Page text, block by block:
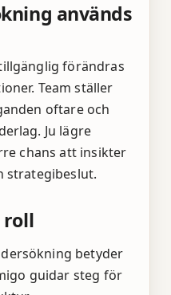
används
förändras
Team ställer
oftare och
Ju lägre
chans att insikter
strategibeslut.
roll
betyder
guidar steg för